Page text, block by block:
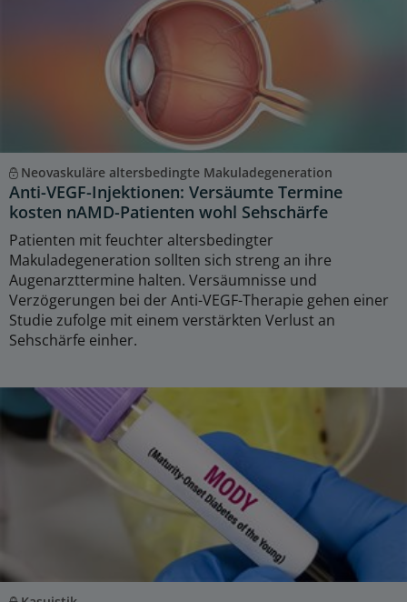
Neovaskuläre altersbedingte Makuladegeneration
Anti-VEGF-Injektionen: Versäumte Termine
kosten nAMD-Patienten wohl Sehschärfe
Patienten mit feuchter altersbedingter
Makuladegeneration sollten sich streng an ihre
Augenarzttermine halten. Versäumnisse und
Verzögerungen bei der Anti-VEGF-Therapie gehen einer
Studie zufolge mit einem verstärkten Verlust an
Sehschärfe einher.